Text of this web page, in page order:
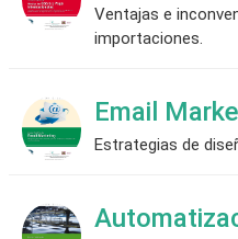
Ventajas e
importaciones.
Email
Estrategias de